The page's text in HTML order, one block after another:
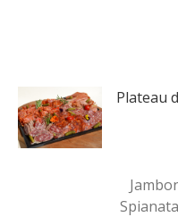
Plateau